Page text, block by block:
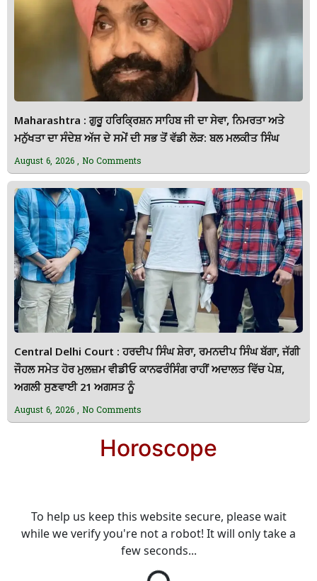
Maharashtra : ਗੁਰੂ ਹਰਿਕ੍ਰਿਸ਼ਨ ਸਾਹਿਬ ਜੀ ਦਾ ਸੇਵਾ, ਨਿਮਰਤਾ ਅਤੇ
ਮਨੁੱਖਤਾ ਦਾ ਸੰਦੇਸ਼ ਅੱਜ ਦੇ ਸਮੇਂ ਦੀ ਸਭ ਤੋਂ ਵੱਡੀ ਲੋੜ: ਬਲ ਮਲਕੀਤ ਸਿੰਘ
August 6, 2026 No Comments
Central Delhi Court : ਹਰਦੀਪ ਸਿੰਘ ਸ਼ੇਰਾ, ਰਮਨਦੀਪ ਸਿੰਘ ਬੱਗਾ, ਜੱਗੀ
ਜੌਹਲ ਸਮੇਤ ਹੋਰ ਮੁਲਜ਼ਮ ਵੀਡੀਓ ਕਾਨਫਰੰਸਿੰਗ ਰਾਹੀਂ ਅਦਾਲਤ ਵਿੱਚ ਪੇਸ਼,
ਅਗਲੀ ਸੁਣਵਾਈ 21 ਅਗਸਤ ਨੂੰ
August 6, 2026 No Comments
Horoscope